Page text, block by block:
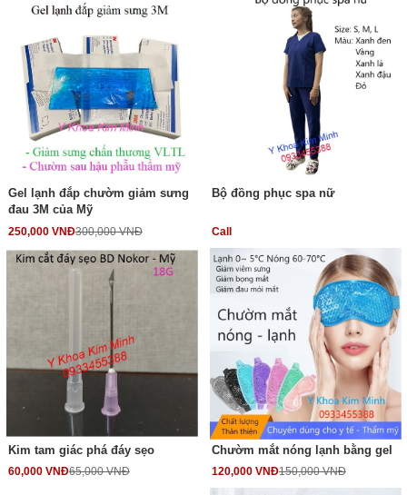
Gel lạnh đắp chườm giảm sưng
đau 3M của Mỹ
250,000 VNĐ300,000 VNĐ
Bộ đồng phục spa nữ
Call
Kim tam giác phá đáy sẹo
60,000 VNĐ65,000 VNĐ
Chườm mắt nóng lạnh bằng gel
120,000 VNĐ150,000 VNĐ